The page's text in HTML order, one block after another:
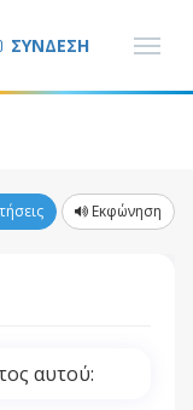
ΣΥΝΔΕΣΗ
Εκφώνηση
αυτού: